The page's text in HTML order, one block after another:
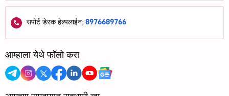
सपोर्ट डेस्क हेल्पलाईन: 8976689766
आम्हाला येथे फॉलो करा